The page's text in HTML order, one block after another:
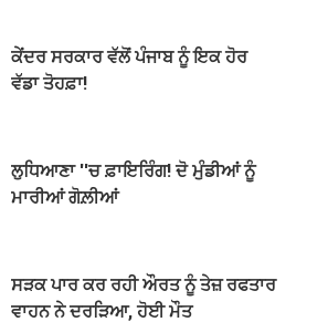
ਕੇਂਦਰ ਸਰਕਾਰ ਵੱਲੋਂ ਪੰਜਾਬ ਨੂੰ ਇਕ ਹੋਰ
ਵੱਡਾ ਤੋਹਫ਼ਾ!
ਲੁਧਿਆਣਾ ''ਚ ਫ਼ਾਇਰਿੰਗ! ਦੋ ਮੁੰਡੀਆਂ ਨੂੰ
ਮਾਰੀਆਂ ਗੋਲ਼ੀਆਂ
ਸੜਕ ਪਾਰ ਕਰ ਰਹੀ ਔਰਤ ਨੂੰ ਤੇਜ਼ ਰਫਤਾਰ
ਵਾਹਨ ਨੇ ਦਰੜਿਆ, ਹੋਈ ਮੌਤ